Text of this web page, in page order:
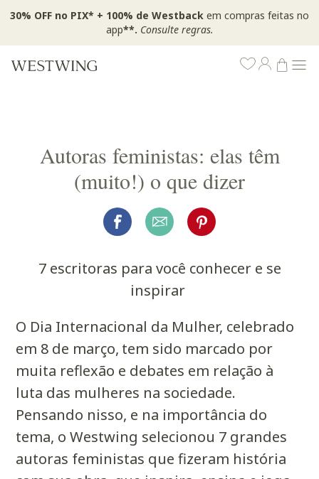
30% OFF no PIX* + 100% de Westback em compras feitas no
app**. Consulte regras.
Autoras feministas: elas têm
(muito!) o que dizer
7 escritoras para você conhecer e se
inspirar
O Dia Internacional da Mulher, celebrado
em 8 de março, tem sido marcado por
muita reflexão e debates em relação à
luta das mulheres na sociedade.
Pensando nisso, e na importância do
tema, o Westwing selecionou 7 grandes
autoras feministas que fizeram história